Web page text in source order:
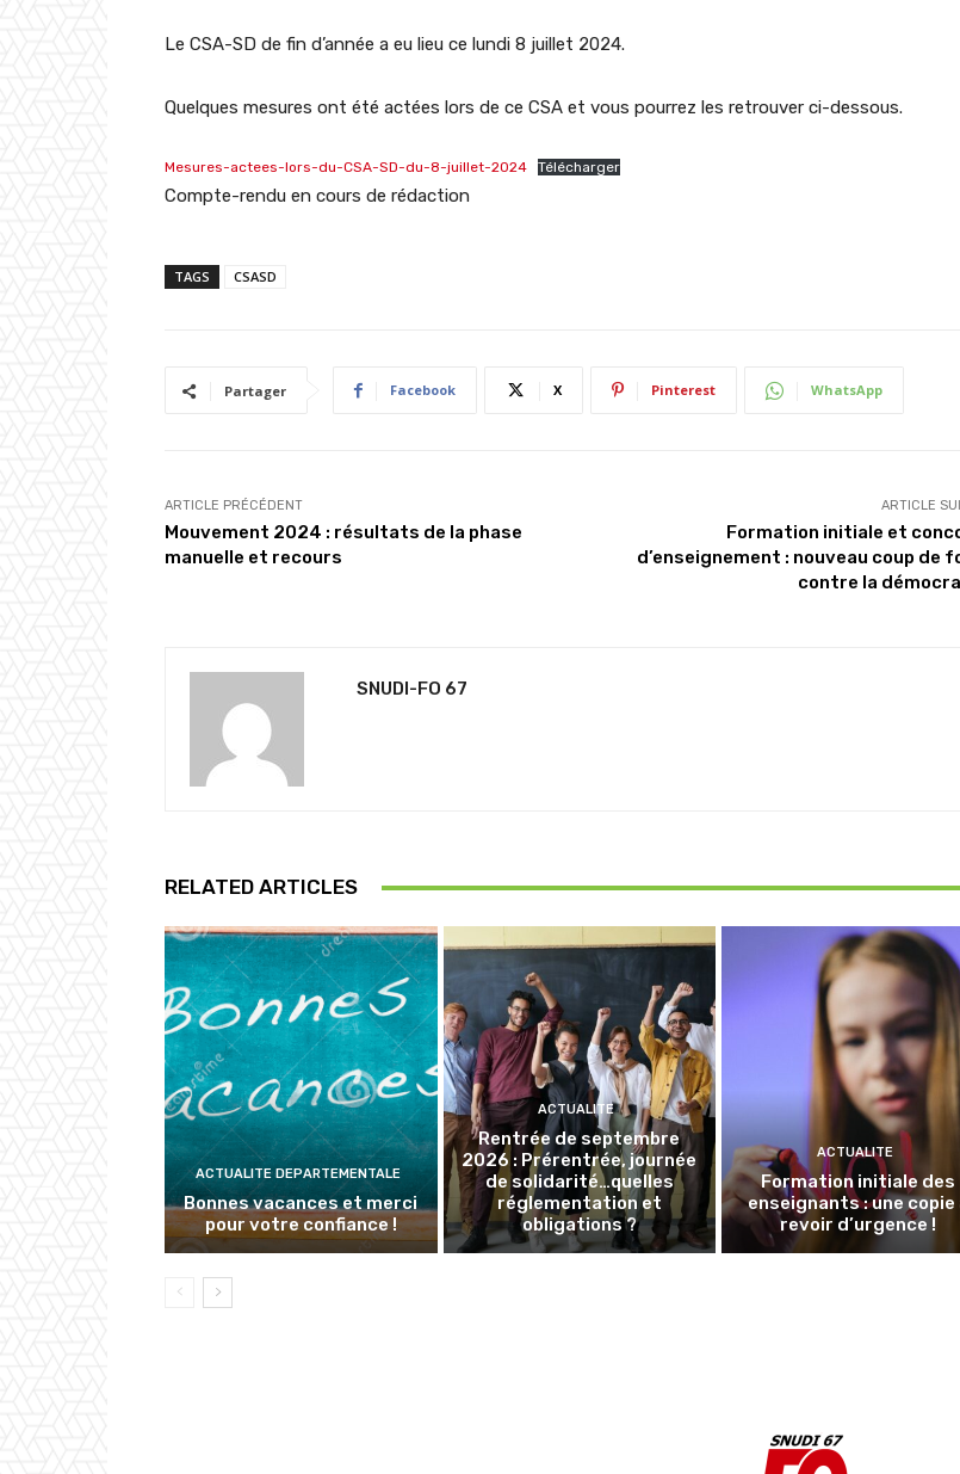
Le CSA-SD de fin d’année a eu lieu ce lundi 8 juillet 2024.
Quelques mesures ont été actées lors de ce CSA et vous pourrez les retrouver ci-dessous.
Mesures-actees-lors-du-CSA-SD-du-8-juillet-2024 Télécharger
Compte-rendu en cours de rédaction
TAGS CSASD
Partager Facebook X Pinterest WhatsApp
ARTICLE PRÉCÉDENT
Mouvement 2024 : résultats de la phase
manuelle et recours
ARTICLE
Formation initiale et
d’enseignement : nouveau coup de
contre la
SNUDI-FO 67
RELATED ARTICLES
ACTUALITE DEPARTEMENTALE
Bonnes vacances et merci
pour votre confiance !
ACTUALITE
Rentrée de septembre
2026 : Prérentrée, journée
de solidarité…quelles
réglementation et
obligations ?
ACTUALITE
Formation initiale des
enseignants : une copie
revoir d’urgence !